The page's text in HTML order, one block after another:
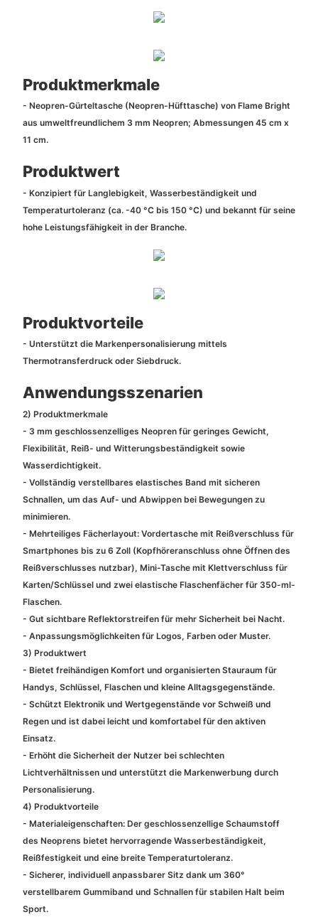
Produktmerkmale
- Neopren-Gürteltasche (Neopren-Hüfttasche) von Flame Bright
aus umweltfreundlichem 3 mm Neopren; Abmessungen 45 cm x
11 cm.
Produktwert
- Konzipiert für Langlebigkeit, Wasserbeständigkeit und
Temperaturtoleranz (ca. -40 °C bis 150 °C) und bekannt für seine
hohe Leistungsfähigkeit in der Branche.
Produktvorteile
- Unterstützt die Markenpersonalisierung mittels
Thermotransferdruck oder Siebdruck.
Anwendungsszenarien
2) Produktmerkmale
- 3 mm geschlossenzelliges Neopren für geringes Gewicht,
Flexibilität, Reiß- und Witterungsbeständigkeit sowie
Wasserdichtigkeit.
- Vollständig verstellbares elastisches Band mit sicheren
Schnallen, um das Auf- und Abwippen bei Bewegungen zu
minimieren.
- Mehrteiliges Fächerlayout: Vordertasche mit Reißverschluss für
Smartphones bis zu 6 Zoll (Kopfhöreranschluss ohne Öffnen des
Reißverschlusses nutzbar), Mini-Tasche mit Klettverschluss für
Karten/Schlüssel und zwei elastische Flaschenfächer für 350-ml-
Flaschen.
- Gut sichtbare Reflektorstreifen für mehr Sicherheit bei Nacht.
- Anpassungsmöglichkeiten für Logos, Farben oder Muster.
3) Produktwert
- Bietet freihändigen Komfort und organisierten Stauraum für
Handys, Schlüssel, Flaschen und kleine Alltagsgegenstände.
- Schützt Elektronik und Wertgegenstände vor Schweiß und
Regen und ist dabei leicht und komfortabel für den aktiven
Einsatz.
- Erhöht die Sicherheit der Nutzer bei schlechten
Lichtverhältnissen und unterstützt die Markenwerbung durch
Personalisierung.
4) Produktvorteile
- Materialeigenschaften: Der geschlossenzellige Schaumstoff
des Neoprens bietet hervorragende Wasserbeständigkeit,
Reißfestigkeit und eine breite Temperaturtoleranz.
- Sicherer, individuell anpassbarer Sitz dank um 360°
verstellbarem Gummiband und Schnallen für stabilen Halt beim
Sport.